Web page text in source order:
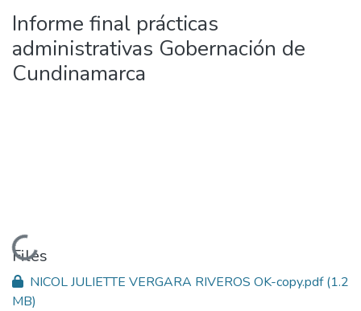
Informe final prácticas
administrativas Gobernación de
Cundinamarca
Loading...
Files
NICOL JULIETTE VERGARA RIVEROS OK-copy.pdf(1.2
MB)